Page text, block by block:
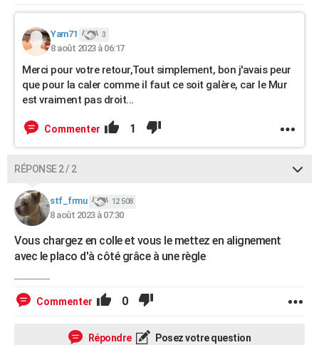
Yam71 3
8 août 2023 à 06:17
Merci pour votre retour,Tout simplement, bon j'avais peur
que pour la caler comme il faut ce soit galère, car le Mur
est vraiment pas droit...
Commenter 1
RÉPONSE 2 / 2
stf_frmu 12 508
8 août 2023 à 07:30
Vous chargez en colle et vous le mettez en alignement
avec le placo d'à côté grâce à une règle
Commenter 0
Répondre Posez votre question